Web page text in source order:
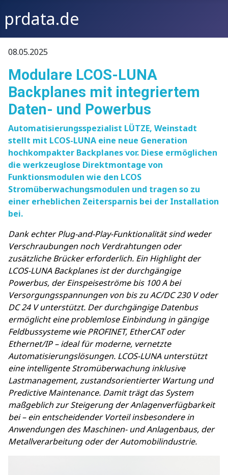
prdata.de
08.05.2025
Modulare LCOS-LUNA
Backplanes mit integriertem
Daten- und Powerbus
Automatisierungsspezialist LÜTZE, Weinstadt
stellt mit LCOS-LUNA eine neue Generation
hochkompakter Backplanes vor. Diese ermöglichen
die werkzeuglose Direktmontage von
Funktionsmodulen wie den LCOS
Stromüberwachungsmodulen und tragen so zu
einer erheblichen Zeitersparnis bei der Installation
bei.
Dank echter Plug-and-Play-Funktionalität sind weder
Verschraubungen noch Verdrahtungen oder
zusätzliche Brücker erforderlich. Ein Highlight der
LCOS-LUNA Backplanes ist der durchgängige
Powerbus, der Einspeiseströme bis 100 A bei
Versorgungsspannungen von bis zuAC/DC230 V oder
DC 24 V unterstützt. Der durchgängige Datenbus
ermöglicht eine problemlose Einbindung in gängige
Feldbussysteme wie PROFINET, EtherCAT oder
Ethernet/IP – ideal für moderne, vernetzte
Automatisierungslösungen. LCOS-LUNA unterstützt
eine intelligente Stromüberwachung inklusive
Lastmanagement, zustandsorientierter Wartung und
Predictive Maintenance. Damit trägt das System
maßgeblich zur Steigerung der Anlagenverfügbarkeit
bei – ein entscheidender Vorteil insbesondere in
Anwendungen des Maschinen- und Anlagenbaus, der
Metallverarbeitung oder der Automobilindustrie.